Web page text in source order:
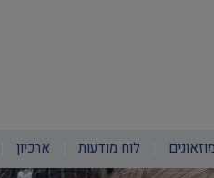
לוח מודעות ארכיון